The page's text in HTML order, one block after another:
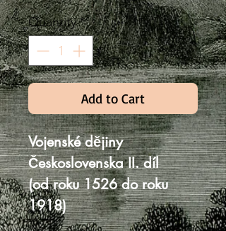
Quantity*
Add to Cart
Vojenské dějiny
Československa II. díl
(od roku 1526 do roku
1918)